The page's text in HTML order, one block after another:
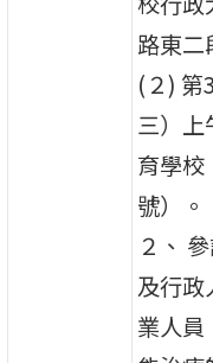
路東二
(２) 第
三）上
育學
號）。
２、
及行政
業人員